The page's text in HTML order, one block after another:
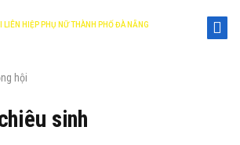
LIÊN HIỆP PHỤ NỮ THÀNH PHỐ ĐÀ NẴNG
DANANG WOMEN'S UNION
hội
sinh